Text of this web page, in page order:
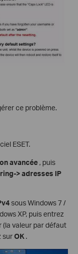
ce problème.
ESET.
avancée , puis
> adresses IP
sous Windows 7 /
XP, puis entrez
(la valeur par défaut
surOK .